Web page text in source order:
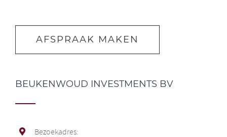
AFSPRAAK MAKEN
BEUKENWOUD INVESTMENTS BV
Bezoekadres: